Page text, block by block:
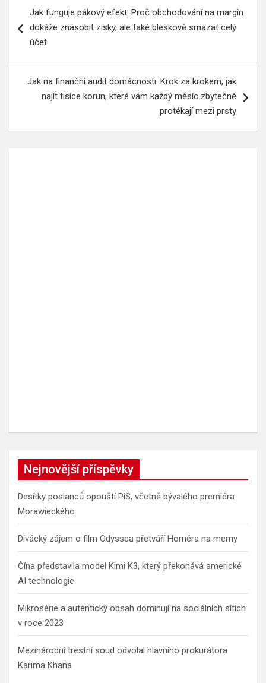
pro
příspěvek
Jak funguje pákový efekt: Proč obchodování na margin
dokáže znásobit zisky, ale také bleskově smazat celý
účet
Jak na finanční audit domácnosti: Krok za krokem, jak
najít tisíce korun, které vám každý měsíc zbytečně
protékají mezi prsty
Nejnovější příspěvky
Desítky poslanců opouští PiS, včetně bývalého premiéra
Morawieckého
Divácký zájem o film Odyssea přetváří Homéra na memy
Čína představila model Kimi K3, který překonává americké
AI technologie
Mikrosérie a autentický obsah dominují na sociálních sítích
v roce 2023
Mezinárodní trestní soud odvolal hlavního prokurátora
Karima Khana